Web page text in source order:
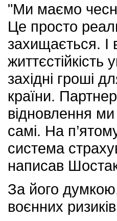
"Ми маємо
Це просто
захищається. І
життєстійкість
західні гроші
країни.
відновлення
самі. На
система
написав
За його
воєнних